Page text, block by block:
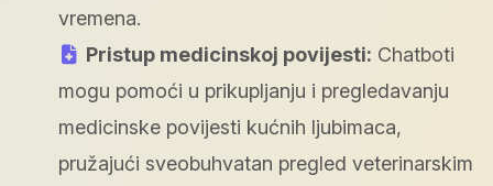
vremena.
Pristup medicinskoj povijesti: Chatboti
mogu pomoći u prikupljanju i pregledavanju
medicinske povijesti kućnih ljubimaca,
pružajući sveobuhvatan pregled veterinarskim